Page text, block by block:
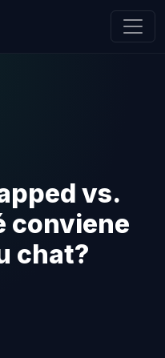
vs.
conviene
chat?